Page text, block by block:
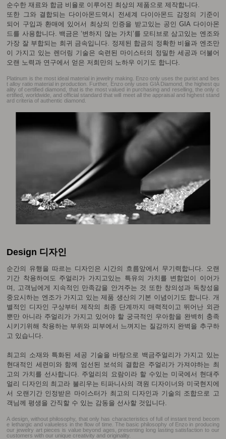
순수한 재료와 합금 비율로 이루어진 최상의 제품으로 제작합니다.
또한 그와 결합되는 다이아몬드역시 전세계 다이아몬드 감정의 기준이
되어 구입과 환매에 있어서 최상의 인증을 받고있는 공인 GIA 다이아몬
드를 사용합니다. 백금은 ‘변하지 않는 가치’를 모티브로 삼고있는 엔조와
가장 잘 부합되는 희귀 금속입니다. 정제된 합금의 정확한 비율과 엔조만
이 가지고 있는 렌더링 기술은 숙련된 마이스터의 정밀한 세공과 더불어
오랜 노력과 연구에서 얻은 저희만의 노하우 이기도 합니다.
Platinum is the most ideal material in jewelry making. Enzo only uses the purist and bes
t alloy ratio material in production. Further, Enzo only uses GIA Diamond, the highest qu
ality of certified diamond, that is the most valued in purchasing and reselling, the only c
ertified, worldwide, and official standard that will meet all the appraisal and highest stand
ard criteria of authentic diamond.
Design 디자인
순간의 유행을 따르는 디자인은 시간의 흐름앞에서 무기력합니다. 오랜
기간 착용하여도 주얼리가 가지고있는 특유의 가치를 변함없이 이어가
며, 고객님에게 지속적인 만족감을 안겨주는 것 또한 창의성과 독창성을
중요시하는 엔조가 가지고 있는 제품 생산의 기본 이념이기도 합니다. 개
별적인 디자인 구상부터 제작의 최종 단계까지 매력적이고 뛰어난 외관
뿐만 아니라 주얼리가 가지고 있어야 할 궁극적인 우아함을 완벽히 충족
시키기위해 착용하는 부위와 피부에서 느껴지는 질감까지 완벽을 추구하
고 있습니다.
최고의 소재와 특화된 세공 기술을 바탕으로 백금주얼리가 가지고 있는
현대적인 세련미와 함께 엄선된 보석의 결합은 주얼리가 가져야하는 최
고의 가치를 선사합니다. 주얼리의 요람이라 할 수있는 미국에서 현대주
얼리 디자인의 최고라 불리우는 티파니사의 객원 디자이너와 미국현지에
서 오랜기간 인정받은 마이스터가 최고의 디자인과 기술의 조합으로 고
객님께 평생을 간직할 수 있는 감동을 선사할 것입니다.
A design, without philosophy, that only has characteristics of full of instant trend becom
e lethargic and valueless in the flow of time. The basic philosophy of Enzo in producing
our jewelry art pieces is value beyond ages, presenting long lasting satisfaction to our
customers with our unique creativity and originality.